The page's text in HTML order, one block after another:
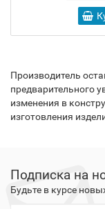
Производитель
предварительного
изменения в
изготовления
Подписка на
Будьте в курсе